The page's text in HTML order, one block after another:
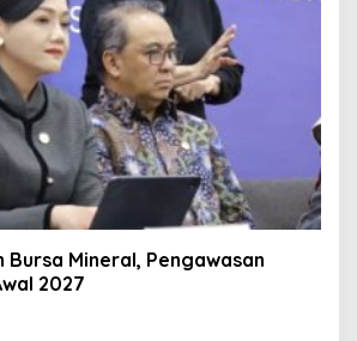
Bursa Mineral, Pengawasan
2027